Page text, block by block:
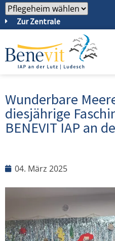
Zur Zentrale
Wunderbare
diesjährige
BENEVIT IAP an
04. März 2025